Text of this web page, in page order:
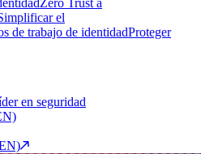
Zero Trust a
el
de trabajo de identidadProteger
en seguridad